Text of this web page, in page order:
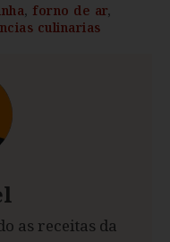
, forno de ar,
culinarias
as receitas da